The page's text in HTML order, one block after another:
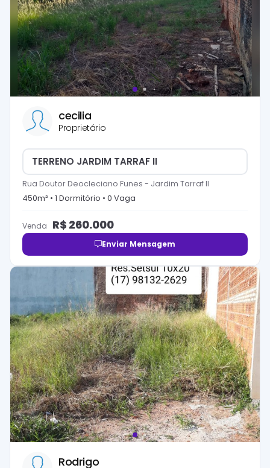
cecilia
Proprietário
TERRENO JARDIM TARRAF II
Rua Doutor Deocleciano Funes - Jardim Tarraf II
450m² • 1 Dormitório • 0 Vaga
Venda R$ 260.000
Enviar Mensagem
Rodrigo